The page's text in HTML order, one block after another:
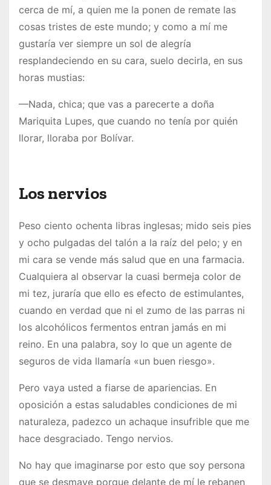
cerca de mí, a quien me la ponen de remate las
cosas tristes de este mundo; y como a mí me
gustaría ver siempre un sol de alegría
resplandeciendo en su cara, suelo decirla, en sus
horas mustias:
—Nada, chica; que vas a parecerte a doña
Mariquita Lupes, que cuando no tenía por quién
llorar, lloraba por Bolívar.
Los nervios
Peso ciento ochenta libras inglesas; mido seis pies
y ocho pulgadas del talón a la raíz del pelo; y en
mi cara se vende más salud que en una farmacia.
Cualquiera al observar la cuasi bermeja color de
mi tez, juraría que ello es efecto de estimulantes,
cuando en verdad que ni el zumo de las parras ni
los alcohólicos fermentos entran jamás en mi
reino. En una palabra, soy lo que un agente de
seguros de vida llamaría «un buen riesgo».
Pero vaya usted a fiarse de apariencias. En
oposición a estas saludables condiciones de mi
naturaleza, padezco un achaque insufrible que me
hace desgraciado. Tengo nervios.
No hay que imaginarse por esto que soy persona
que se desmaye porque delante de mí le rebanen